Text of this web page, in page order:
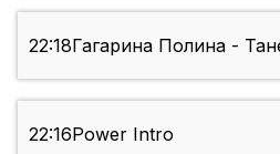
22:18Гагарина Полина -
22:16Power Intro